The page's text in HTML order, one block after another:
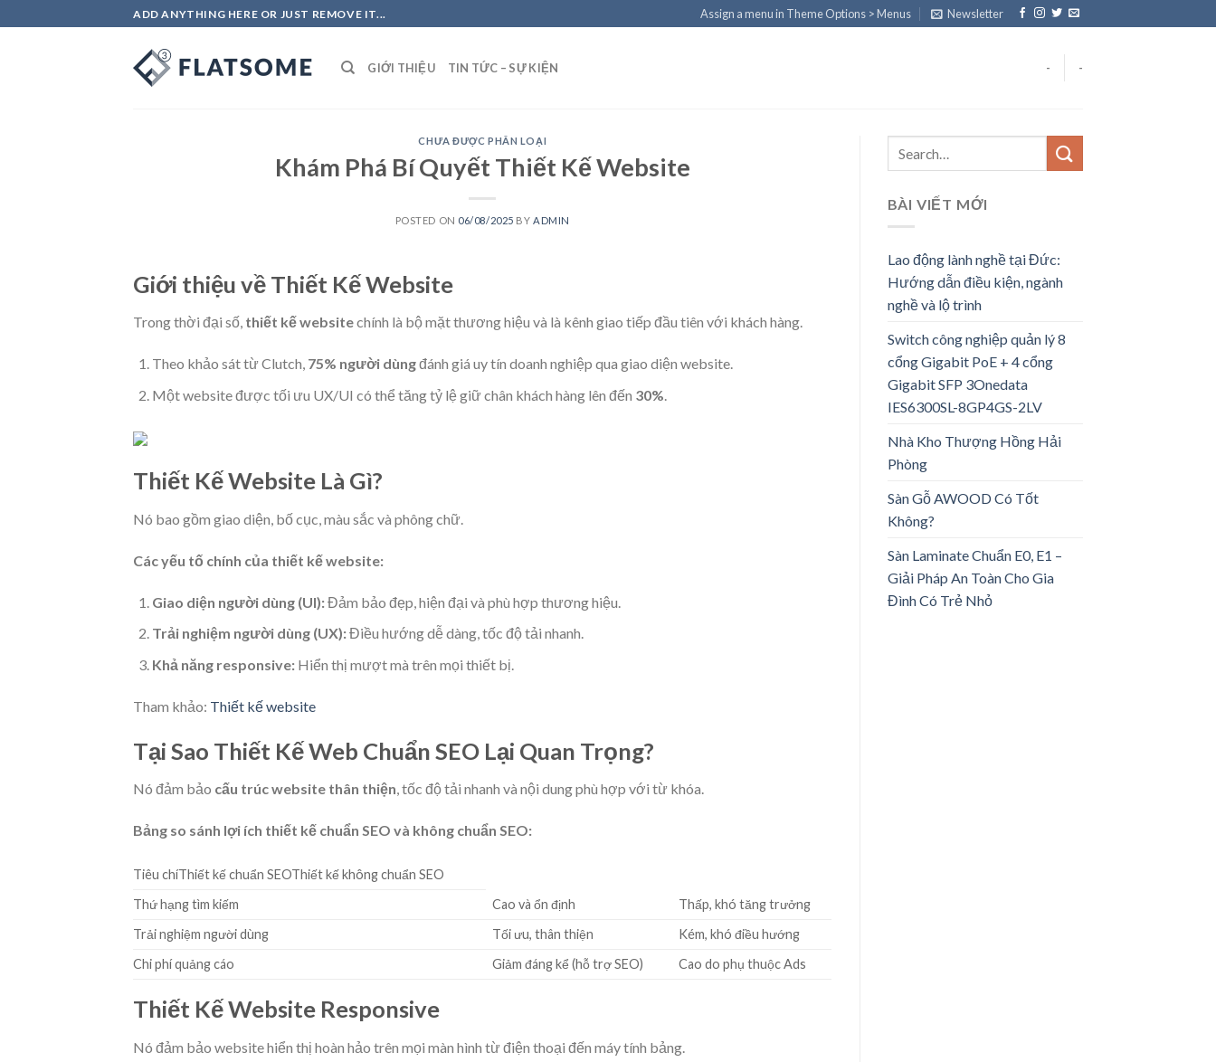
to
ADD ANYTHING HERE OR JUST REMOVE IT... Assign a menu in Theme Options > Menus Newsletter
GIỚI THIỆU TIN TỨC – SỰ KIỆN - -
CHƯA ĐƯỢC PHÂN LOẠI
Khám Phá Bí Quyết Thiết Kế Website
POSTED ON 06/08/2025 BY ADMIN
Giới thiệu về Thiết Kế Website
Trong thời đại số, thiết kế websitechính là bộ mặt thương hiệu và là kênh giao tiếp đầu tiên với khách hàng.
Theo khảo sát từ Clutch, 75% người dùngđánh giá uy tín doanh nghiệp qua giao diện website.
Một website được tối ưu UX/UI có thể tăng tỷ lệ giữ chân khách hàng lên đến 30%
Thiết Kế Website Là Gì?
Nó bao gồm giao diện, bố cục, màu sắc và phông chữ.
Các yếu tố chính của thiết kế website:
Giao diện người dùng (UI):Đảm bảo đẹp, hiện đại và phù hợp thương hiệu.
Trải nghiệm người dùng (UX):Điều hướng dễ dàng, tốc độ tải nhanh.
Khả năng responsive:Hiển thị mượt mà trên mọi thiết bị.
Tham khảo: Thiết kế website
Tại Sao Thiết Kế Web Chuẩn SEO Lại Quan Trọng?
Nó đảm bảo cấu trúc website thân thiện, tốc độ tải nhanh và nội dung phù hợp với từ khóa.
Bảng so sánh lợi ích thiết kế chuẩn SEO và không chuẩn SEO:
Tiêu chíThiết kế chuẩn SEOThiết kế không chuẩn SEO
Thứ hạng tìm kiếm
Cao và ổn định
Thấp, khó tăng trưởng
Trải nghiệm người dùng
Tối ưu, thân thiện
Kém, khó điều hướng
Chi phí quảng cáo
Giảm đáng kể (hỗ trợ SEO) Cao do phụ thuộc Ads
Thiết Kế Website Responsive
Nó đảm bảo website hiển thị hoàn hảo trên mọi màn hình từ điện thoại đến máy tính bảng.
BÀI VIẾT MỚI
Lao động lành nghề tại Đức:
Hướng dẫn điều kiện, ngành
nghề và lộ trình
Switch công nghiệp quản lý 8
cổng Gigabit PoE + 4 cổng
Gigabit SFP 3Onedata
IES6300SL-8GP4GS-2LV
Nhà Kho Thượng Hồng Hải
Phòng
Sàn Gỗ AWOOD Có Tốt
Không?
Sàn Laminate Chuẩn E0, E1 –
Giải Pháp An Toàn Cho Gia
Đình Có Trẻ Nhỏ